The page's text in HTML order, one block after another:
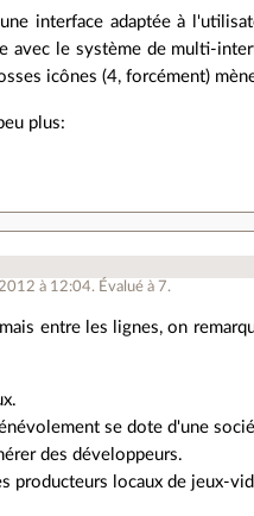
interface adaptée à
avec le système de multi-
icônes (4, forcément)
plus:
à 12:04. Évalué à 7.
entre les lignes, on
se dote d'une
des développeurs.
producteurs locaux de jeux-